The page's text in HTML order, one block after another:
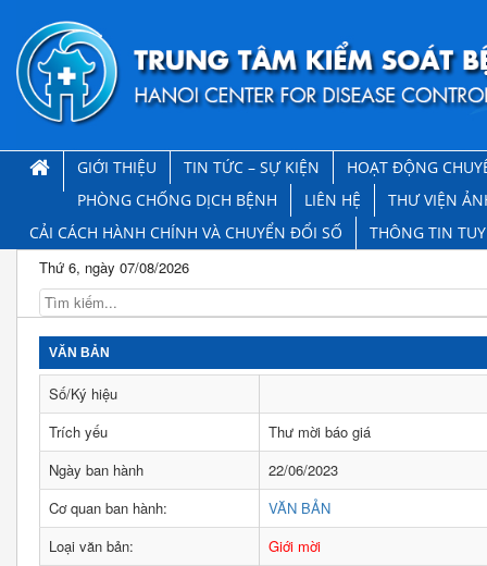
GIỚI THIỆU TIN TỨC – SỰ KIỆN
HOẠT ĐỘNG
PHÒNG CHỐNG DỊCH BỆNH
LIÊN HỆ
THƯ VIỆN
CẢI CÁCH HÀNH CHÍNH VÀ CHUYỂN ĐỔI SỐ
THÔNG TIN
Thứ 6, ngày 07/08/2026
VĂN BẢN
Số/Ký hiệu
Trích yếu
Thư mời báo giá
Ngày ban hành
22/06/2023
Cơ quan ban hành:
VĂN BẢN
Loại văn bản:
Giới mời